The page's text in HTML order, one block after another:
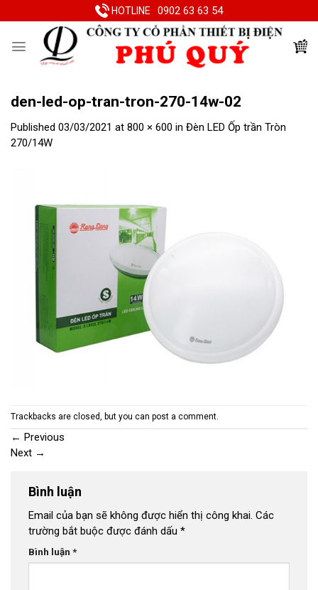
to
HOTLINE 0902 63 63 54
den-led-op-tran-tron-270-14w-02
Published 03/03/2021 at 800 × 600 in Đèn LED Ốp trần Tròn
270/14W
Trackbacks are closed, but you can post a comment.
← Previous
Next →
Bình luận
Email của bạn sẽ không được hiển thị công khai. Các
trường bắt buộc được đánh dấu *
Bình luận *